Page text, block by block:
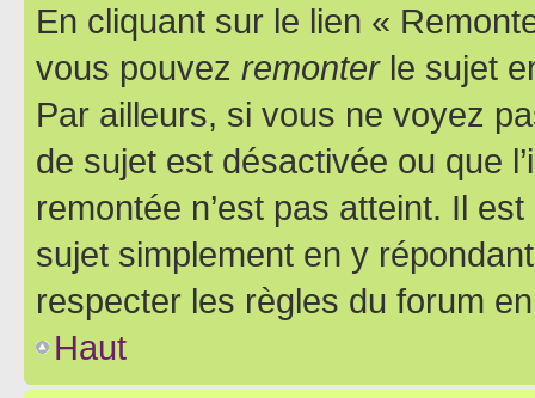
En cliquant sur le lien «
vous pouvez remonterle sujet
Par ailleurs, si vous ne voyez
de sujet est désactivée ou que
remontée n’est pas atteint. Il
sujet simplement en y
respecter les règles du forum
Haut